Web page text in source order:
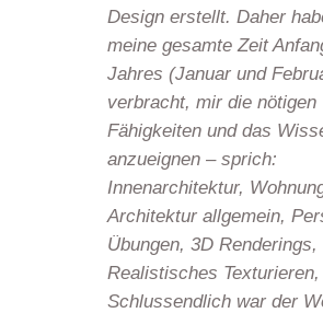
Design erstellt. Daher
meine gesamte Zeit
Jahres (Januar und
verbracht, mir die nötigen
Fähigkeiten und das
anzueignen – sprich:
Innenarchitektur,
Architektur allgemein,
Übungen, 3D Renderings,
Realistisches
Schlussendlich war der